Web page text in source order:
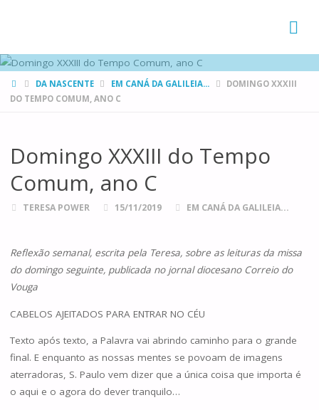
HOMEDA NASCENTE EM CANÁ DA GALILEIA...
DOMINGO XXXIII
DO TEMPO COMUM, ANO C
Domingo XXXIII do Tempo
Comum, ano C
TERESA POWER 15/11/2019 EM CANÁ DA GALILEIA...
Reflexão semanal, escrita pela Teresa, sobre as leituras da missa
do domingo seguinte, publicada no jornal diocesano Correio do
Vouga
CABELOS AJEITADOS PARA ENTRAR NO CÉU
Texto após texto, a Palavra vai abrindo caminho para o grande
final. E enquanto as nossas mentes se povoam de imagens
aterradoras, S. Paulo vem dizer que a única coisa que importa é
o aqui e o agora do dever tranquilo…